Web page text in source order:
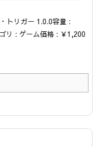
トリガー 1.0.0容量 :
リ : ゲーム価格 : ￥1,200